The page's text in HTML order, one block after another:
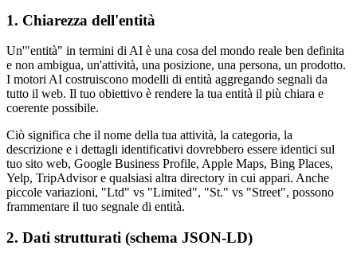
1. Chiarezza dell'entità
Un'"entità" in termini di AI è una cosa del mondo reale ben definita
e non ambigua, un'attività, una posizione, una persona, un prodotto.
I motori AI costruiscono modelli di entità aggregando segnali da
tutto il web. Il tuo obiettivo è rendere la tua entità il più chiara e
coerente possibile.
Ciò significa che il nome della tua attività, la categoria, la
descrizione e i dettagli identificativi dovrebbero essere identici sul
tuo sito web, Google Business Profile, Apple Maps, Bing Places,
Yelp, TripAdvisor e qualsiasi altra directory in cui appari. Anche
piccole variazioni, "Ltd" vs "Limited", "St." vs "Street", possono
frammentare il tuo segnale di entità.
2. Dati strutturati (schema JSON-LD)